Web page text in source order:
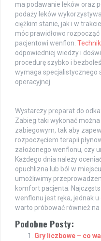
ma podawanie leków oraz
podaży leków
ciężkim stanie, jak i w
móc prawidłowo
pacjentowi wenflon.
odpowiedniej wiedzy i
procedurę szybko i
wymaga specjalistycznego
operacyjnej.
Wystarczy preparat do
Zabieg taki wykonać
zabiegowym, tak aby
rozpoczęciem terapii
założonego wenflonu, czy
Każdego dnia należy
opuchlizna lub ból w
umożliwimy
komfort pacjenta.
wenflonu jest ręka, jednak
warto próbować również
Podobne Posty:
Gry liczbowe – co